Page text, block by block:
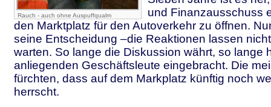
Rauch - auch ohne Auspuffqualm
und Finanzausschuss
den Marktplatz für den Autoverkehr zu öffnen.
seine Entscheidung –die Reaktionen lassen
warten. So lange die Diskussion währt, so lange
anliegenden Geschäftsleute eingebracht. Die
fürchten, dass auf dem Markplatz künftig noch
herrscht.